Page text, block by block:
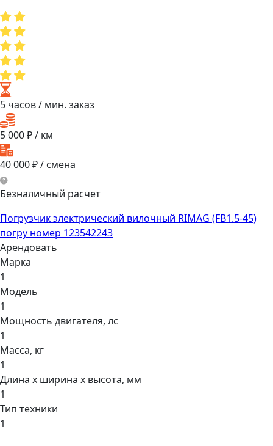
5 часов/ мин. заказ
5 000₽ / км
40 000₽ / смена
Безналичный расчет
Погрузчик электрический вилочный RIMAG (FB1.5-45)
погру номер 123542243
Арендовать
Марка
1
Модель
1
Мощнocть двигaтеля, лс
1
Масса, кг
1
Длина х ширина х высота, мм
1
Тип техники
1